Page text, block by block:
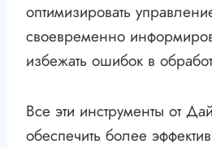
оптимизировать
своевременно
избежать ошибок в
Все эти инструменты от
обеспечить более